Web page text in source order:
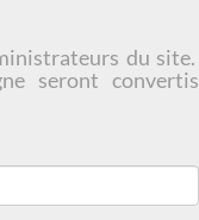
du site.
seront convertis